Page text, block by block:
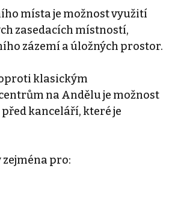
místa je možnost využití
zasedacích místností,
zázemí a úložných prostor.
klasickým
na Andělu je možnost
kanceláří, které je
pro: